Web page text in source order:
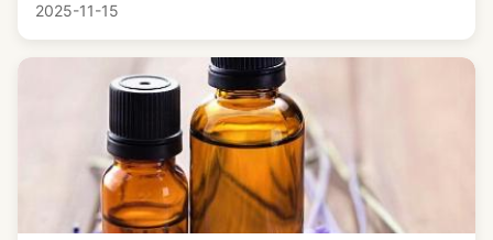
2025-11-15